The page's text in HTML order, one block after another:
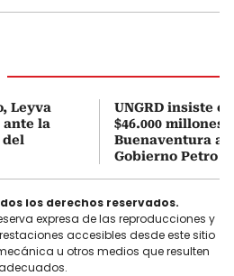
Leyva
ante la
del
UNGRD insiste
$46.000 millones
Buenaventura a
Gobierno Petro
los derechos reservados.
expresa de las reproducciones y
accesibles desde este sitio
u otros medios que resulten